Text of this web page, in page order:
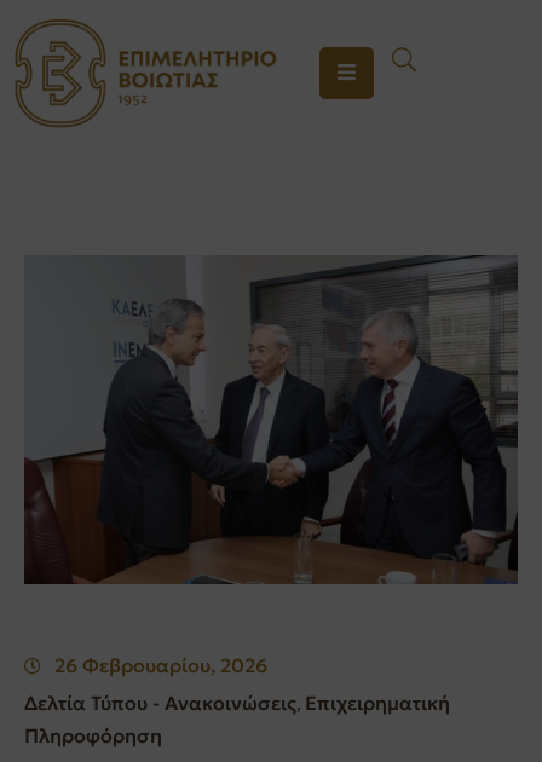
ΤΟ
ΕΠΙΜΕΛΗΤΗΡΙΟ
ΕΠΙΚΟΙΝΩΝΙΑ
26 Φεβρουαρίου, 2026
Δελτία Τύπου - Ανακοινώσεις‚ Επιχειρηματική
Πληροφόρηση